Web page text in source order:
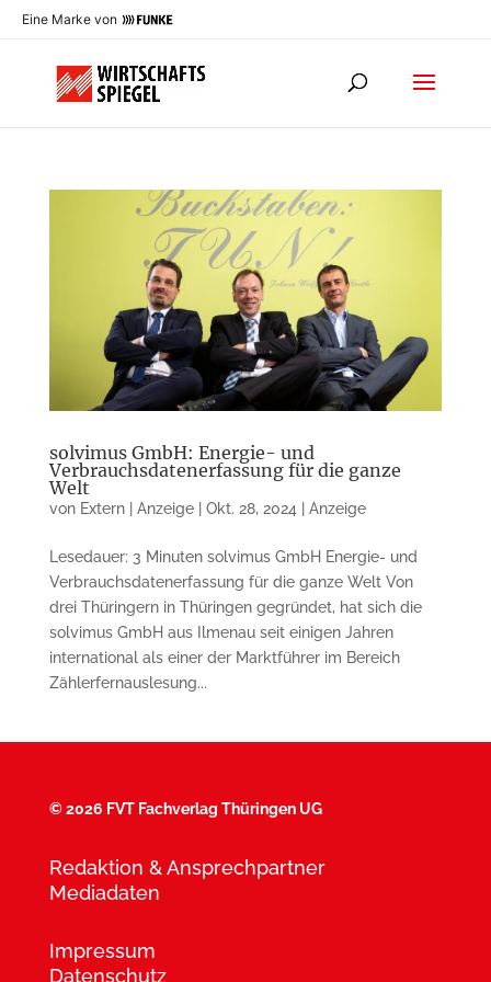
Eine Marke von
solvimus GmbH: Energie- und
Verbrauchsdatenerfassung für die ganze
Welt
von Extern | Anzeige| Okt. 28, 2024 | Anzeige
Lesedauer: 3 Minuten solvimus GmbH Energie- und
Verbrauchsdatenerfassung für die ganze Welt Von
drei Thüringern in Thüringen gegründet, hat sich die
solvimus GmbH aus Ilmenau seit einigen Jahren
international als einer der Marktführer im Bereich
Zählerfernauslesung...
©2026 FVT Fachverlag Thüringen UG
Redaktion & Ansprechpartner
Mediadaten
Impressum
Datenschutz